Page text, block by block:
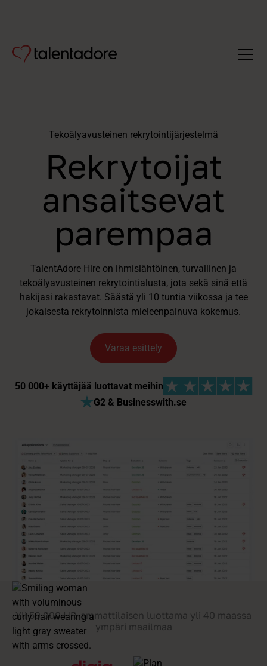
Tekoälyavusteinen rekrytointijärjestelmä
Rekrytoijat
ansaitsevat
parempaa
TalentAdore Hire on ihmislähtöinen, turvallinen ja
tekoälyavusteinen rekrytointialusta, jota sekä sinä että
hakijasi rakastavat. Säästä yli 10 tuntia viikossa ja tee
jokaisesta rekrytoinnista mieleenpainuva kokemus.
Varaa esittely
50 000+ käyttäjää luottavat meihin
G2 & Businesswith.se
Yli 50 000 HR-ammattilaisen luottama yli 40 maassa
ympäri maailmaa